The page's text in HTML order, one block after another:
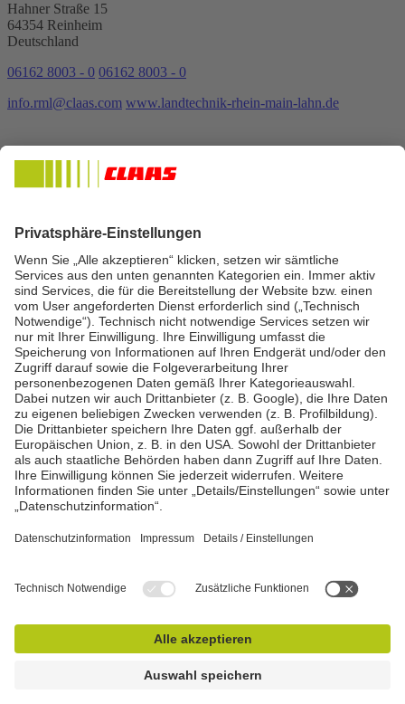
Hahner Straße 15
64354 Reinheim
Deutschland
06162 8003 - 0 06162 8003 - 0
info.rml@claas.com www.landtechnik-rhein-main-lahn.de
Öffnungszeiten
Sie erreichen uns zu folgenden Zeiten:
Montag - Freitag:
08:00 - 12:00 Uhr u. 12:45 - 16:45 Uhr
Samstags von April bis Oktober:
in 64354 Reinheim 08:00 - 12:00 Uhr
in 55624 Gösenroth 09:00 - 12:00 Uhr
Notdienst außerhalb der Öffnungszeiten!
Unsere weiteren Marken
Datenschutz
Top